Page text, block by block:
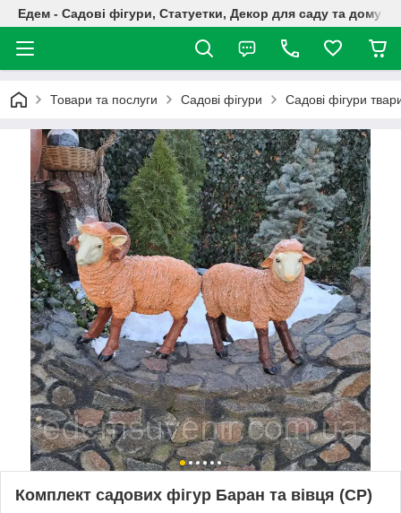
Едем - Садові фігури, Статуетки, Декор для саду та дому
Товари та послуги Садові фігури Садові фігури
Комплект садових фігур Баран та вівця (СР)